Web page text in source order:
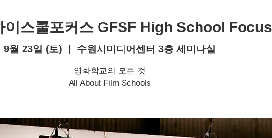
이스쿨포커스 GFSF High School Focus
9월 23일 (토) 수원시미디어센터 3층 세미나실
영화학교의 모든 것
All About Film Schools